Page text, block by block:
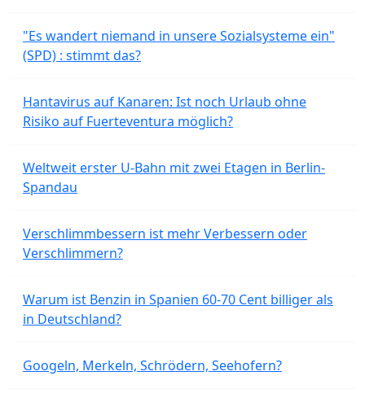
"Es wandert niemand in unsere Sozialsysteme ein"
(SPD) : stimmt das?
Hantavirus auf Kanaren: Ist noch Urlaub ohne
Risiko auf Fuerteventura möglich?
Weltweit erster U-Bahn mit zwei Etagen in Berlin-
Spandau
Verschlimmbessern ist mehr Verbessern oder
Verschlimmern?
Warum ist Benzin in Spanien 60-70 Cent billiger als
in Deutschland?
Googeln, Merkeln, Schrödern, Seehofern?